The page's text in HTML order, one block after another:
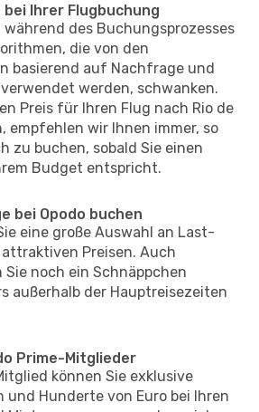
Ihrer Flugbuchung
während des Buchungsprozesses
die von den
basierend auf Nachfrage und
werden, schwanken.
Preis für Ihren Flug nach Rio de
empfehlen wir Ihnen immer, so
zu buchen, sobald Sie einen
Budget entspricht.
bei Opodo buchen
eine große Auswahl an Last-
Preisen. Auch
noch ein Schnäppchen
außerhalb der Hauptreisezeiten
Prime-Mitglieder
können Sie exklusive
und Hunderte von Euro bei Ihren